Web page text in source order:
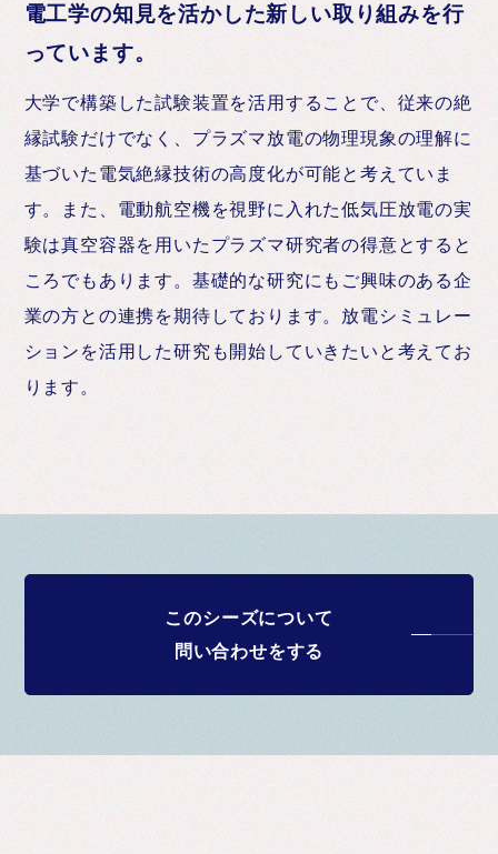
電工学の知見を活かした新しい取り組みを行
っています。
大学で構築した試験装置を活用することで、従来の絶
縁試験だけでなく、プラズマ放電の物理現象の理解に
基づいた電気絶縁技術の高度化が可能と考えていま
す。また、電動航空機を視野に入れた低気圧放電の実
験は真空容器を用いたプラズマ研究者の得意とすると
ころでもあります。基礎的な研究にもご興味のある企
業の方との連携を期待しております。放電シミュレー
ションを活用した研究も開始していきたいと考えてお
ります。
このシーズについて
問い合わせをする